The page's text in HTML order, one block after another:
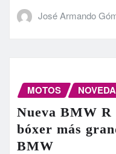
José Armando
MOTOS
Nueva BMW
bóxer más
BMW